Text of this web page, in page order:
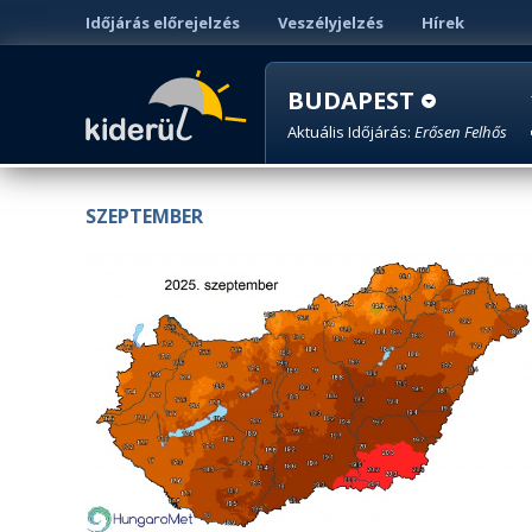
Időjárás előrejelzés Veszélyjelzés Hírek
BUDAPEST
Aktuális Időjárás: Erősen Felhős
SZEPTEMBER